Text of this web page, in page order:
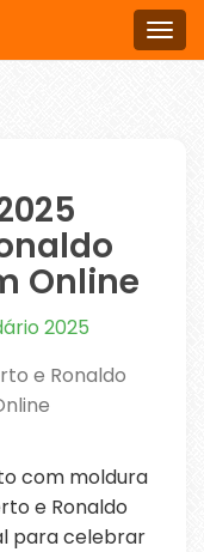
Menu
Online
2025
e Ronaldo
com moldura
e Ronaldo
para celebrar